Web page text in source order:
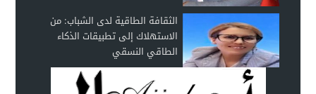
الثقافة الطاقية لدى الشباب: من
الاستهلاك إلى تطبيقات الذكاء
الطاقي النسقي